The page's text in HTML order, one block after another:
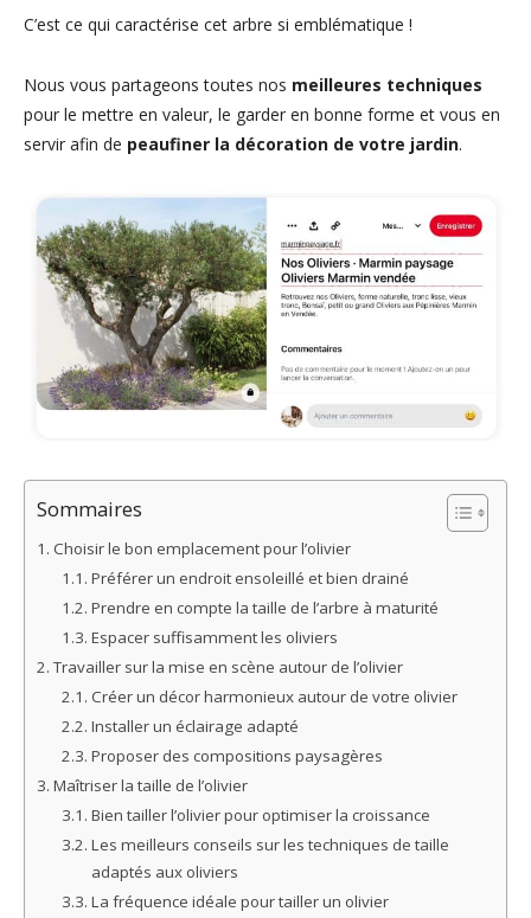
C’est ce qui caractérise cet arbre si emblématique !
Nous vous partageons toutes nos meilleures techniques
pour le mettre en valeur, le garder en bonne forme et vous en
servir afin de peaufiner la décoration de votre jardin.
Sommaires
Choisir le bon emplacement pour l’olivier
Préférer un endroit ensoleillé et bien drainé
Prendre en compte la taille de l’arbre à maturité
Espacer suffisamment les oliviers
Travailler sur la mise en scène autour de l’olivier
Créer un décor harmonieux autour de votre olivier
Installer un éclairage adapté
Proposer des compositions paysagères
Maîtriser la taille de l’olivier
Bien tailler l’olivier pour optimiser la croissance
Les meilleurs conseils sur les techniques de taille
adaptés aux oliviers
La fréquence idéale pour tailler un olivier